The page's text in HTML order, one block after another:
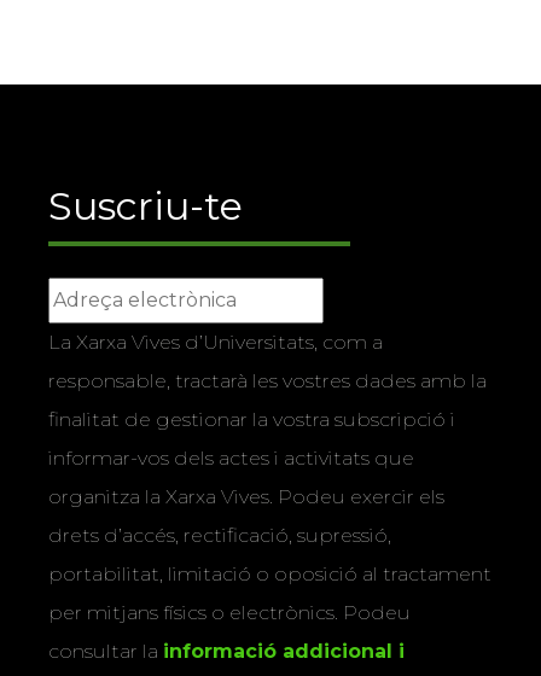
Suscriu-te
La Xarxa Vives d’Universitats, com a
responsable, tractarà les vostres dades amb la
finalitat de gestionar la vostra subscripció i
informar-vos dels actes i activitats que
organitza la Xarxa Vives. Podeu exercir els
drets d’accés, rectificació, supressió,
portabilitat, limitació o oposició al tractament
per mitjans físics o electrònics. Podeu
consultar la informació addicional i